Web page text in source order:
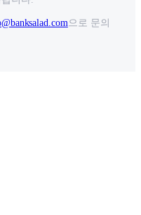
으로 문의